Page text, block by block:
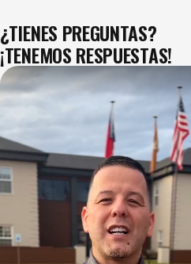
¿TIENES PREGUNTAS?
¡TENEMOS RESPUESTAS!